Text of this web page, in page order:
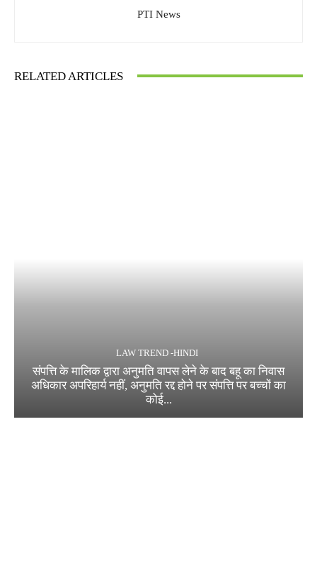
PTI News
RELATED ARTICLES
LAW TREND -HINDI
संपत्ति के मालिक द्वारा अनुमति वापस लेने के बाद बहू का निवास
अधिकार अपरिहार्य नहीं, अनुमति रद्द होने पर संपत्ति पर बच्चों का
कोई...